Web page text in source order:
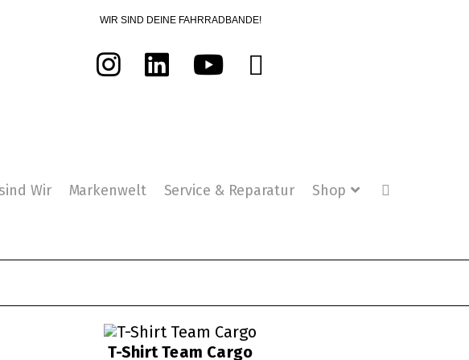
WIR SIND DEINE FAHRRADBANDE!
Wir Markenwelt Service & Reparatur Shop
T-Shirt Team Cargo